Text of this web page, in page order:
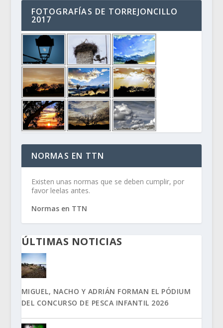
FOTOGRAFÍAS DE TORREJONCILLO
2017
NORMAS EN TTN
Existen unas normas que se deben cumplir, por
favor leelas antes.
Normas en TTN
ÚLTIMAS NOTICIAS
MIGUEL, NACHO Y ADRIÁN FORMAN EL PÓDIUM
DEL CONCURSO DE PESCA INFANTIL 2026